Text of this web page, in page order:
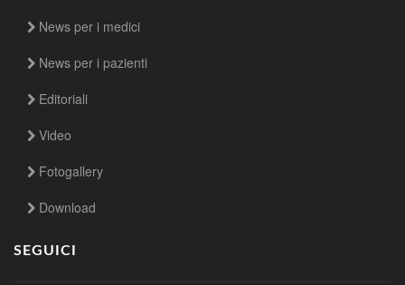
News per i medici
News per i pazienti
Editoriali
Video
Fotogallery
Download
SEGUICI